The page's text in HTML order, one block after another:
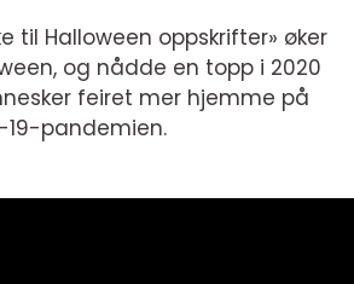
til Halloween oppskrifter» øker
og nådde en topp i 2020
feiret mer hjemme på
pandemien.